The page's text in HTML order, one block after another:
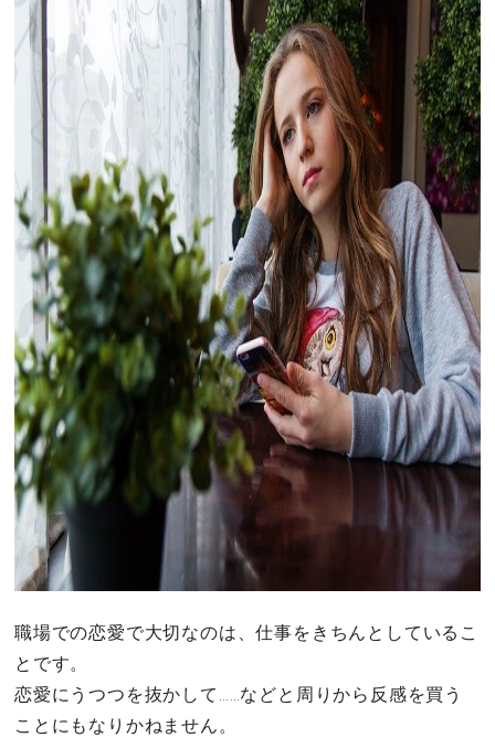
職場での恋愛で大切なのは、仕事をきちんとしているこ
とです。
恋愛にうつつを抜かして……などと周りから反感を買う
ことにもなりかねません。